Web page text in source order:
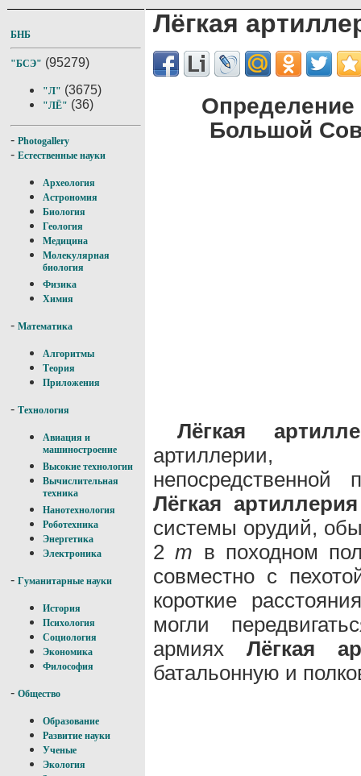
БНБ
"БСЭ" (95279)
"Л" (3675)
"ЛЁ" (36)
- Photogallery
- Естественные науки
Археология
Астрономия
Биология
Геология
Медицина
Молекулярная
биология
Физика
Химия
- Математика
Алгоритмы
Теория
Приложения
- Технология
Авиация и
машиностроение
Высокие технологии
Вычислительная
техника
Нанотехнология
Роботехника
Энергетика
Электроника
- Гуманитарные науки
История
Психология
Социология
Экономика
Философия
- Общество
Образование
Развитие науки
Ученые
Экология
Лёгкая
Определение
Большой
Лёгкая
артиллерии,
Лёгкая артиллерия
системы орудий,
2т в походном
совместно с
короткие
могли
армиях Лёгкая
батальонную и